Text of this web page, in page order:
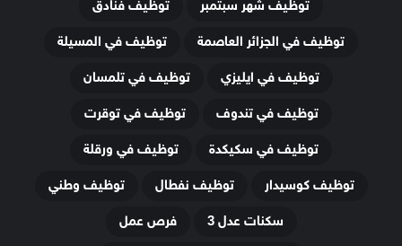
توظيف شهر سبتمبر
توظيف فنادق
توظيف في الجزائر العاصمة
توظيف في المسيلة
توظيف في ايليزي
توظيف في تلمسان
توظيف في تندوف
توظيف في توقرت
توظيف في سكيكدة
توظيف في ورقلة
توظيف كوسيدار
توظيف نفطال
توظيف وطني
سكنات عدل 3
فرص عمل